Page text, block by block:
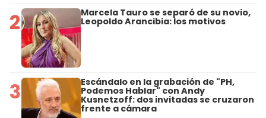
2 Marcela Tauro se separó de su novio,
Leopoldo Arancibia: los motivos
3 Escándalo en la grabación de "PH,
Podemos Hablar" con Andy
Kusnetzoff: dos invitadas se cruzaron
frente a cámara